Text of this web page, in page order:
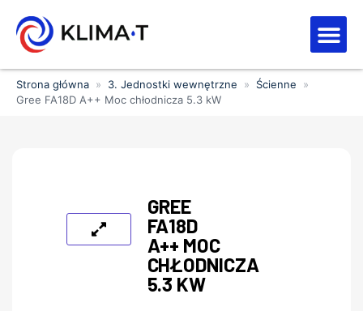
Strona główna » 3. Jednostki wewnętrzne » Ścienne
»
Gree FA18D A++ Moc chłodnicza 5.3 kW
GREE
FA18D
A++ MOC
CHŁODNICZA
5.3 KW